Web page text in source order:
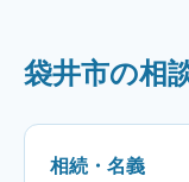
袋井市の相
相続・名義